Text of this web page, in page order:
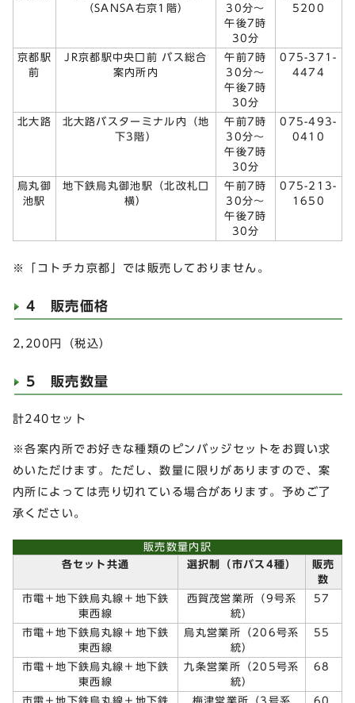
（SANSA右京1階）
30分～
午後7時
30分
5200
京都駅
前
JR京都駅中央口前 バス総合
案内所内
午前7時
30分～
午後7時
30分
075-371-
4474
北大路
北大路バスターミナル内（地
下3階）
午前7時
30分～
午後7時
30分
075-493-
0410
烏丸御
池駅
地下鉄烏丸御池駅（北改札口
横）
午前7時
30分～
午後7時
30分
075-213-
1650
※「コトチカ京都」では販売しておりません。
4 販売価格
2,200円（税込）
5 販売数量
計240セット
※各案内所でお好きな種類のピンバッジセットをお買い求
めいただけます。ただし、数量に限りがありますので、案
内所によっては売り切れている場合があります。予めご了
承ください。
販売数量内訳
各セット共通
選択制（市バス4種）
販売
数
市電＋地下鉄烏丸線＋地下鉄
東西線
西賀茂営業所（9号系
統）
57
市電＋地下鉄烏丸線＋地下鉄
東西線
烏丸営業所（206号系
統）
55
市電＋地下鉄烏丸線＋地下鉄
東西線
九条営業所（205号系
統）
68